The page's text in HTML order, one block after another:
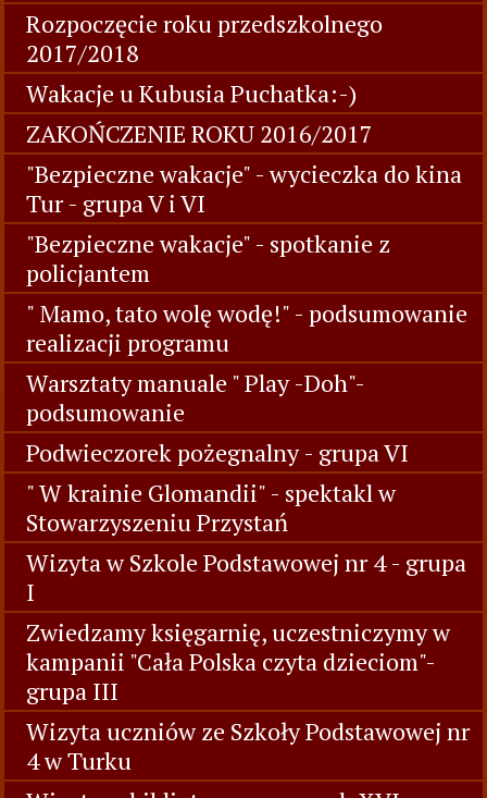
Rozpoczęcie roku przedszkolnego
2017/2018
Wakacje u Kubusia Puchatka:-)
ZAKOŃCZENIE ROKU 2016/2017
"Bezpieczne wakacje" - wycieczka do kina
Tur - grupa V i VI
"Bezpieczne wakacje" - spotkanie z
policjantem
" Mamo, tato wolę wodę!" - podsumowanie
realizacji programu
Warsztaty manuale " Play -Doh"-
podsumowanie
Podwieczorek pożegnalny - grupa VI
" W krainie Glomandii" - spektakl w
Stowarzyszeniu Przystań
Wizyta w Szkole Podstawowej nr 4 - grupa
I
Zwiedzamy księgarnię, uczestniczymy w
kampanii "Cała Polska czyta dzieciom"-
grupa III
Wizyta uczniów ze Szkoły Podstawowej nr
4 w Turku